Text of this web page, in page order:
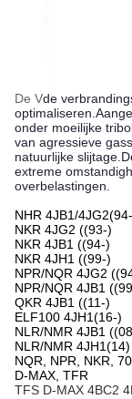
De Vde
onder moeilijke
van agressieve
natuurlijke
extreme
overbelastingen.
NHR 4JB1/
NKR 4JG2 ((93-)
NKR 4JB1 ((94-)
NKR 4JH1 ((99-)
NPR/NQR 4JG2
NPR/NQR 4JB1
QKR 4JB1 ((11-)
ELF100 4JH1(16-)
NLR/NMR 4JB1
NLR/NMR 4JH1(14)
NQR, NPR, NKR,
D-MAX, TFR
TFS D-MAX 4BC2